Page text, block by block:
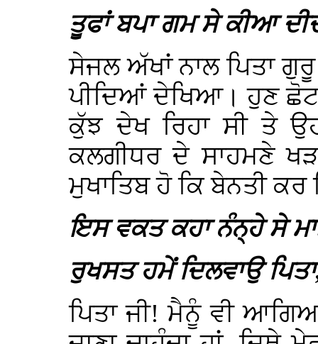
ਤੂਫਾਂ ਬਪਾ ਗਮ ਸੇ ਕੀਆ
ਸੇਜਲ ਅੱਖਾਂ ਨਾਲ ਪਿਤਾ
ਪੀਦਿਆਂ ਦੇਖਿਆ। ਹੁਣ
ਕੁੱਝ ਦੇਖ ਰਿਹਾ ਸੀ ਤੇ
ਕਲਗੀਧਰ ਦੇ ਸਾਹਮਣੇ
ਮੁਖਾਤਿਬ ਹੋ ਕਿ ਬੇਨਤੀ ਕਰ
ਇਸ ਵਕਤ ਕਹਾ ਨੰਨ੍ਹੇ ਸੇ
ਰੁਖਸਤ ਹਮੇਂ ਦਿਲਵਾਉ
ਪਿਤਾ ਜੀ! ਮੈਨੂੰ ਵੀ